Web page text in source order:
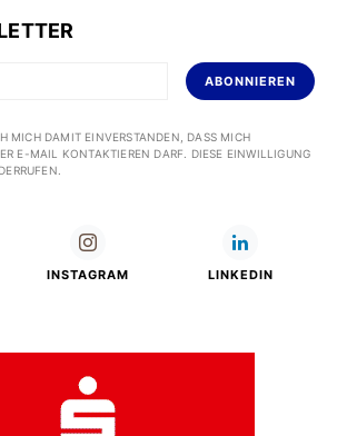
ABONNIEREN
MICH DAMIT EINVERSTANDEN, DASS MICH
E-MAIL KONTAKTIEREN DARF. DIESE EINWILLIGUNG
INSTAGRAM LINKEDIN